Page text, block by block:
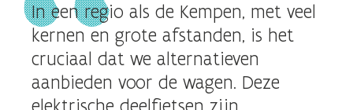
e
n
t
e
r
In een regio als de Kempen, met veel
kernen en grote afstanden, is het
cruciaal dat we alternatieven
aanbieden voor de wagen. Deze